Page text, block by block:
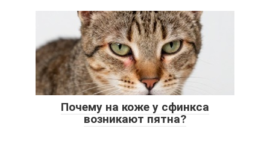
Почему на коже у сфинкса
возникают пятна?